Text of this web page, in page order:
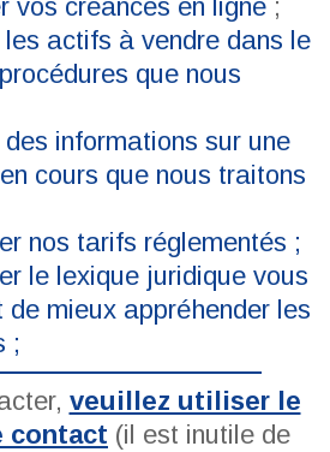
vos créances en ligne ;
les actifs à vendre dans le
que nous
des informations sur une
cours que nous traitons
nos tarifs réglementés ;
le lexique juridique vous
de mieux appréhender les
;
veuillez utiliser le
contact (il est inutile de